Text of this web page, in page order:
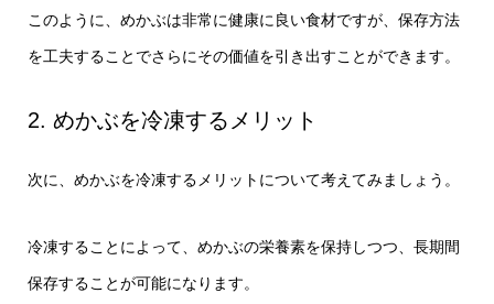
このように、めかぶは非常に健康に良い食材ですが、保存方法
を工夫することでさらにその価値を引き出すことができます。
2. めかぶを冷凍するメリット
次に、めかぶを冷凍するメリットについて考えてみましょう。
冷凍することによって、めかぶの栄養素を保持しつつ、長期間
保存することが可能になります。